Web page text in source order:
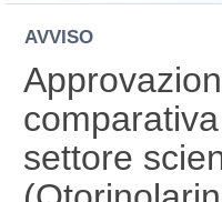
AVVISO
settore